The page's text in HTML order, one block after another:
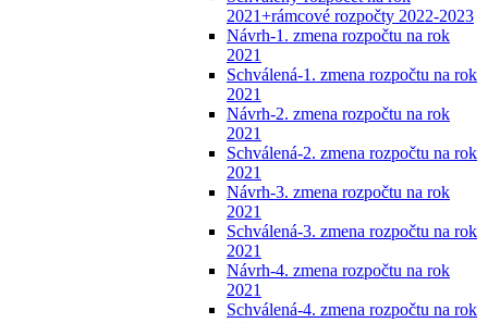
2021+rámcové rozpočty 2022-2023
Návrh-1. zmena rozpočtu na rok
2021
Schválená-1. zmena rozpočtu na rok
2021
Návrh-2. zmena rozpočtu na rok
2021
Schválená-2. zmena rozpočtu na rok
2021
Návrh-3. zmena rozpočtu na rok
2021
Schválená-3. zmena rozpočtu na rok
2021
Návrh-4. zmena rozpočtu na rok
2021
Schválená-4. zmena rozpočtu na rok